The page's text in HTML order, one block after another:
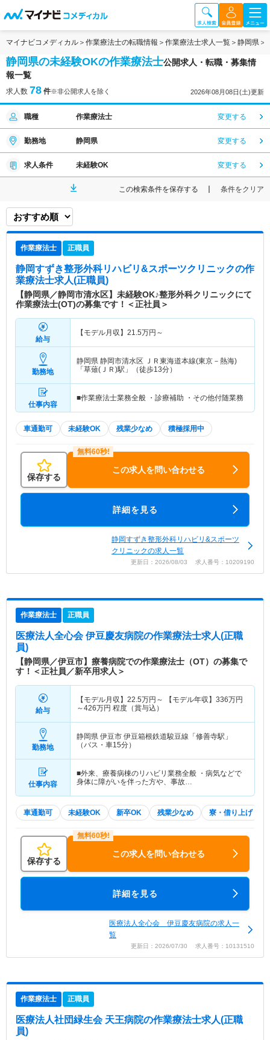
マイナビコメディカル 作業療法士の転職情報 作業療法士求人一覧 静岡県
静岡県の未経験OKの作業療法士公開求人・転職・募集情
報一覧
求人数 78 件※非公開求人を除く 2026年08月08日(土)更新
職種 作業療法士 変更する
勤務地 静岡県 変更する
求人条件 未経験OK 変更する
この検索条件を保存する 条件をクリア
作業療法士 正職員
静岡すずき整形外科リハビリ&スポーツクリニックの作
業療法士求人(正職員)
【静岡県／静岡市清水区】未経験OK♪整形外科クリニックにて
作業療法士(OT)の募集です！＜正社員＞
給与
【モデル月収】 21.5万円～
勤務地
静岡県 静岡市清水区 ＪＲ東海道本線(東京－熱海)
「草薙(ＪＲ)駅」（徒歩13分）
仕事内容
■作業療法士業務全般 ・診療補助 ・その他付随業務
車通勤可 未経験OK 残業少なめ 積極採用中
保存する
この求人を問い合わせる
詳細を見る
静岡すずき整形外科リハビリ&スポーツ
クリニックの求人一覧
更新日：2026/08/03 求人番号：10209190
作業療法士 正職員
医療法人全心会 伊豆慶友病院の作業療法士求人(正職
員)
【静岡県／伊豆市】療養病院での作業療法士（OT）の募集で
す！＜正社員／新卒用求人＞
給与
【モデル月収】 22.5万円～ 【モデル年収】 336万円
～426万円 程度（賞与込）
勤務地
静岡県 伊豆市 伊豆箱根鉄道駿豆線「修善寺駅」
（バス・車15分）
仕事内容
■外来、療養病棟のリハビリ業務全般 ・病気などで
身体に障がいを伴った方や、事故…
車通勤可 未経験OK 新卒OK 残業少なめ 寮・借り上げ
保存する
この求人を問い合わせる
詳細を見る
医療法人全心会 伊豆慶友病院の求人一
覧
更新日：2026/07/30 求人番号：10131510
作業療法士 正職員
医療法人社団緑生会 天王病院の作業療法士求人(正職
員)